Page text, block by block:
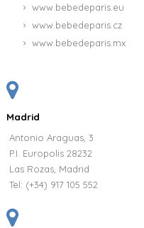
www.bebedeparis.eu
www.bebedeparis.cz
www.bebedeparis.mx
Madrid
Antonio Araguas, 3
P.I. Europolis 28232
Las Rozas, Madrid
Tel: (+34) 917 105 552